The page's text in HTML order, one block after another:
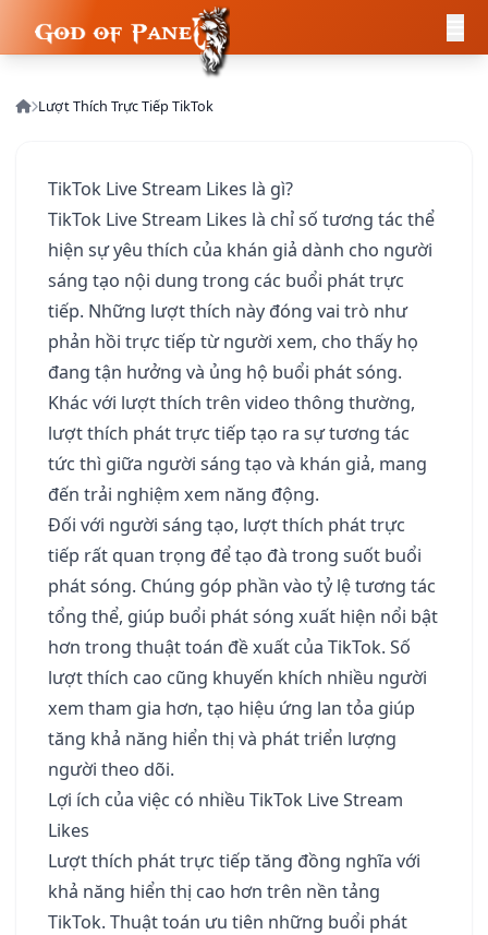
Lượt Thích Trực Tiếp TikTok
TikTok Live Stream Likes là gì?
TikTok Live Stream Likes là chỉ số tương tác thể
hiện sự yêu thích của khán giả dành cho người
sáng tạo nội dung trong các buổi phát trực
tiếp. Những lượt thích này đóng vai trò như
phản hồi trực tiếp từ người xem, cho thấy họ
đang tận hưởng và ủng hộ buổi phát sóng.
Khác với lượt thích trên video thông thường,
lượt thích phát trực tiếp tạo ra sự tương tác
tức thì giữa người sáng tạo và khán giả, mang
đến trải nghiệm xem năng động.
Đối với người sáng tạo, lượt thích phát trực
tiếp rất quan trọng để tạo đà trong suốt buổi
phát sóng. Chúng góp phần vào tỷ lệ tương tác
tổng thể, giúp buổi phát sóng xuất hiện nổi bật
hơn trong thuật toán đề xuất của TikTok. Số
lượt thích cao cũng khuyến khích nhiều người
xem tham gia hơn, tạo hiệu ứng lan tỏa giúp
tăng khả năng hiển thị và phát triển lượng
người theo dõi.
Lợi ích của việc có nhiều TikTok Live Stream
Likes
Lượt thích phát trực tiếp tăng đồng nghĩa với
khả năng hiển thị cao hơn trên nền tảng
TikTok. Thuật toán ưu tiên những buổi phát